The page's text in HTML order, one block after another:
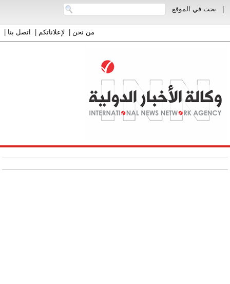
بحث في الموقع
من نحن| لإعلاناتكم| اتصل بنا|